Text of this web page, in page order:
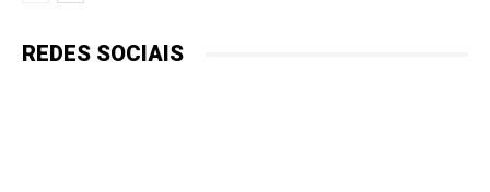
REDES SOCIAIS